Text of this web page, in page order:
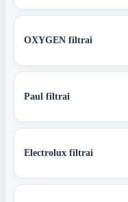
OXYGEN filtrai
Paul filtrai
Electrolux filtrai